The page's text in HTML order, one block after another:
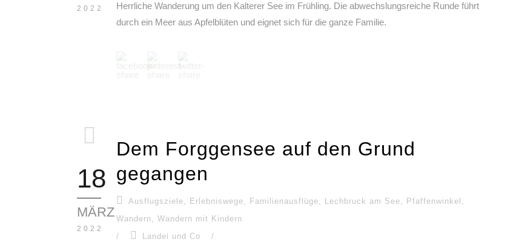
2022
Herrliche Wanderung um den Kalterer See im Frühling. Die abwechslungsreiche Runde führt
durch ein Meer aus Apfelblüten und eignet sich für die ganze Familie.
18
MÄRZ
2022
Dem Forggensee auf den Grund
gegangen
Ausflugsziele, Erlebniswege, Familienausflüge, Lechbruck am See, Pfaffenwinkel ,
Wandern, Wandern mit Kindern
/
Landei und Co
/